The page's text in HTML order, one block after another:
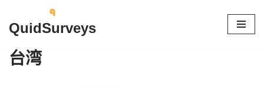
跳
至
正
QuidSurveys
台湾